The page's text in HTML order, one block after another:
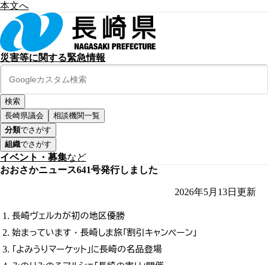
本文へ
災害等に関する緊急情報
長崎県議会
相談機関一覧
分類でさがす
組織でさがす
イベント・募集など
おおさかニュース641号発行しました
2026年5月13日 更新
長崎ヴェルカが初の地区優勝
始まっています・長崎しま旅「割引キャンペーン」
「よみうりマーケット」に長崎の名品登場